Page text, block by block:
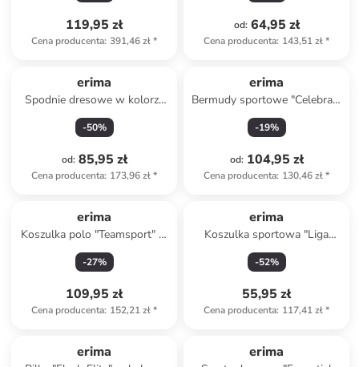
119,95 zł
Cena producenta: 391,46 zł*
od: 64,95 zł
Cena producenta: 143,51 zł*
erima
Spodnie dresowe w kolorze
czarnym
-50%
od: 85,95 zł
Cena producenta: 173,96 zł*
erima
Bermudy sportowe "Celebrate
125" w kolorze czarnym
-19%
od: 104,95 zł
Cena producenta: 130,46 zł*
erima
Koszulka polo "Teamsport" w
kolorze turkusowym
-27%
109,95 zł
Cena producenta: 152,21 zł*
erima
Koszulka sportowa "Liga
Trikot" w kolorze błękitnym
-52%
55,95 zł
Cena producenta: 117,41 zł*
erima erima